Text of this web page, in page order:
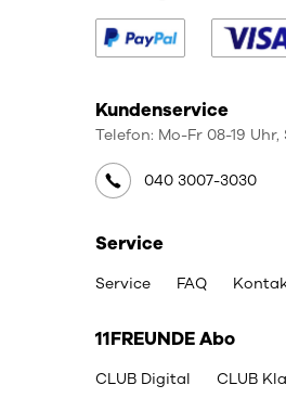
Kundenservice
Telefon: Mo-Fr 08-19 Uhr,
040 3007-3030
Service
Service FAQ
11FREUNDE Abo
CLUB Digital CLUB